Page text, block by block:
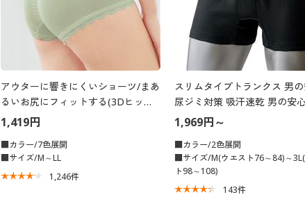
アウターに響きにくいショーツ/まあ
るいお尻にフィットする(3Dヒップ)
(やや深ばきタイプ)
1,419円
■カラー/7色展開
■サイズ/M～LL
1,246件
スリムタイプトランクス 男
尿ジミ対策 吸汗速乾 男の安
1,969円～
■カラー/2色展開
■サイズ/M(ウエスト76～84)～
ト98～108)
143件